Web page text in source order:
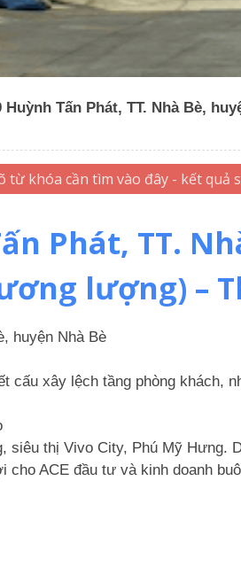
Huỳnh Tấn Phát, TT. Nhà Bè,
Phát, TT.
lượng) –
huyện Nhà Bè
xây lệch tầng phòng khách,
siêu thị Vivo City, Phú Mỹ Hưng.
ACE đầu tư và kinh doanh